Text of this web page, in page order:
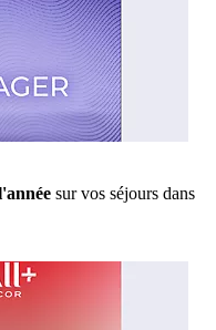
sur vos séjours dans